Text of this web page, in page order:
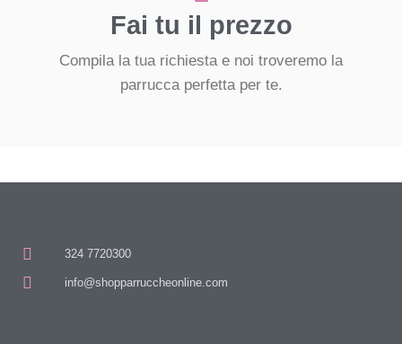
Fai tu il prezzo
Compila la tua richiesta e noi troveremo la
parrucca perfetta per te.
324 7720300
info@shopparruccheonline.com